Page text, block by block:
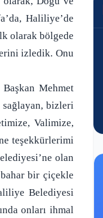
Haliliye’de
olarak bölgede
izledik. Onu
Başkan Mehmet
sağlayan, bizleri
Valimize,
teşekkürlerimi
olan
bir çiçekle
Belediyesi
onları ihmal